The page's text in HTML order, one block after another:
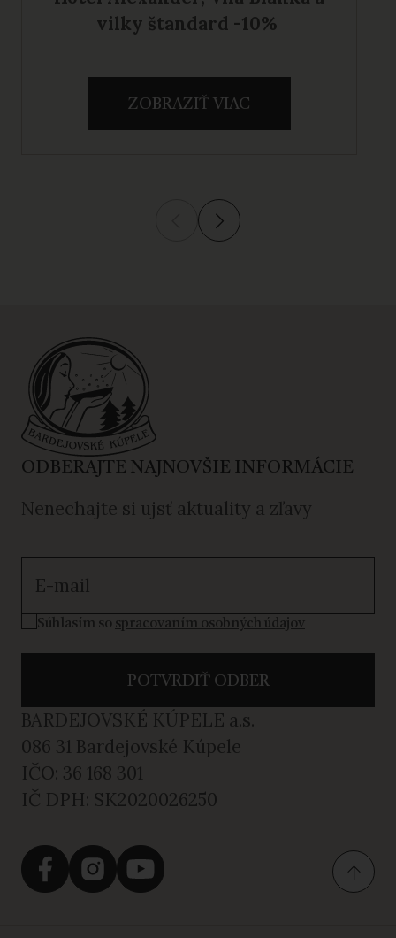
vilky štandard -10%
ZOBRAZIŤ VIAC
ODBERAJTE NAJNOVŠIE INFORMÁCIE
Nenechajte si ujsť aktuality a zľavy
Súhlasím so spracovaním osobných údajov
Súhlasím so spracovaním osobných údajov
POTVRDIŤ ODBER
BARDEJOVSKÉ KÚPELE a.s.
086 31 Bardejovské Kúpele
IČO: 36 168 301
IČ DPH: SK2020026250